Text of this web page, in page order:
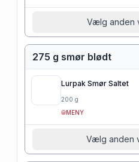
Vælg anden
275 g smør blødt
Lurpak Smør Saltet
200 g
MENY
Vælg anden